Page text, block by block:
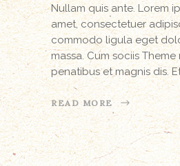
Nullam quis ante. Lorem
amet, consectetuer
commodo ligula eget
massa. Cum sociis
penatibus et magnis dis.
READ MORE